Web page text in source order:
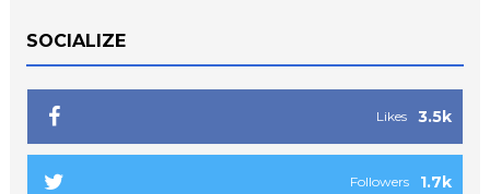
SOCIALIZE
3.5k
Likes
1.7k
Followers